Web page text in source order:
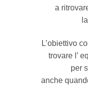
a
L’obiettivo
trovare l’
per
anche